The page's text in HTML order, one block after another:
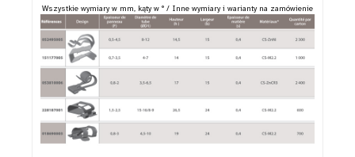
Wszystkie wymiary w mm, kąty w ° / Inne wymiary i warianty na zamówienie